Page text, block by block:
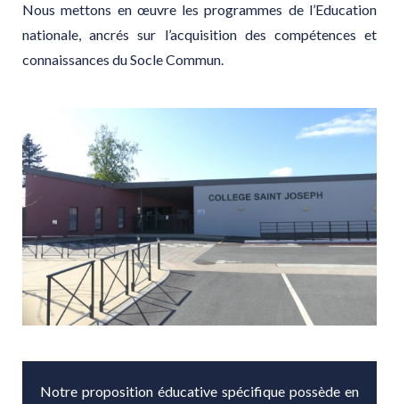
Nous mettons en œuvre les programmes de l’Education
nationale, ancrés sur l’acquisition des compétences et
connaissances du Socle Commun.
Notre proposition éducative spécifique possède en